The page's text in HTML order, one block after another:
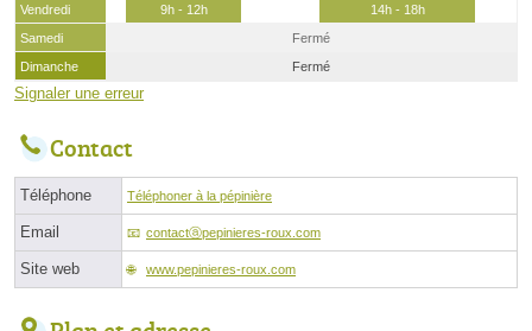
Vendredi
9h - 12h
14h - 18h
Samedi
Fermé
Dimanche
Fermé
Signaler une erreur
Contact
Téléphone Téléphoner à la pépinière
Email contactⓐpepinieres-roux.com
Site web www.pepinieres-roux.com